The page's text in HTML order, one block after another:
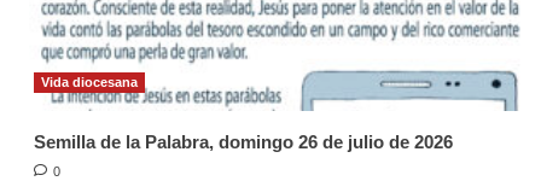
Vida diocesana
Semilla de la Palabra, domingo 26 de julio de 2026
0